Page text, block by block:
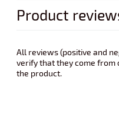
Product
All reviews (positive and
verify that they come from
the product.